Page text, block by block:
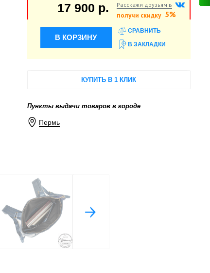
17 900 р. Расскажи друзьям в
получи скидку 5%
В КОРЗИНУ
СРАВНИТЬ
В ЗАКЛАДКИ
КУПИТЬ В 1 КЛИК
Пункты выдачи товаров в городе
Пермь